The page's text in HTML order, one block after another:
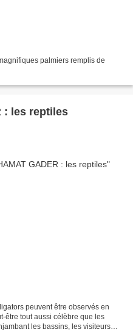
palmiers remplis de
: les reptiles
peuvent être observés en
être tout aussi célèbre que les
les bassins, les visiteurs